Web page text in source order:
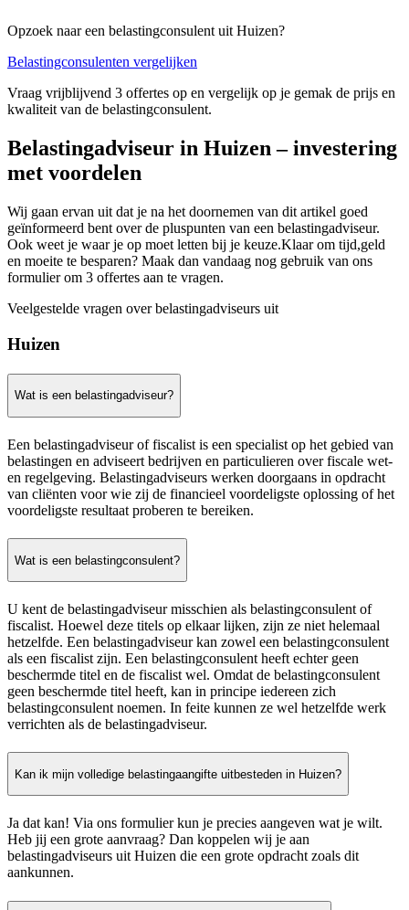
Opzoek naar een belastingconsulent uit Huizen?
Belastingconsulenten vergelijken
Vraag vrijblijvend 3 offertes op en vergelijk op je gemak de prijs en
kwaliteit van de belastingconsulent.
Belastingadviseur in Huizen – investering
met voordelen
Wij gaan ervan uit dat je na het doornemen van dit artikel goed
geïnformeerd bent over de pluspunten van een belastingadviseur.
Ook weet je waar je op moet letten bij je keuze.Klaar om tijd,geld
en moeite te besparen? Maak dan vandaag nog gebruik van ons
formulier om 3 offertes aan te vragen.
Veelgestelde vragen over belastingadviseurs uit
Huizen
Wat is een belastingadviseur?
Een belastingadviseur of fiscalist is een specialist op het gebied van
belastingen en adviseert bedrijven en particulieren over fiscale wet-
en regelgeving. Belastingadviseurs werken doorgaans in opdracht
van cliënten voor wie zij de financieel voordeligste oplossing of het
voordeligste resultaat proberen te bereiken.
Wat is een belastingconsulent?
U kent de belastingadviseur misschien als belastingconsulent of
fiscalist. Hoewel deze titels op elkaar lijken, zijn ze niet helemaal
hetzelfde. Een belastingadviseur kan zowel een belastingconsulent
als een fiscalist zijn. Een belastingconsulent heeft echter geen
beschermde titel en de fiscalist wel. Omdat de belastingconsulent
geen beschermde titel heeft, kan in principe iedereen zich
belastingconsulent noemen. In feite kunnen ze wel hetzelfde werk
verrichten als de belastingadviseur.
Kan ik mijn volledige belastingaangifte uitbesteden in Huizen?
Ja dat kan! Via ons formulier kun je precies aangeven wat je wilt.
Heb jij een grote aanvraag? Dan koppelen wij je aan
belastingadviseurs uit Huizen die een grote opdracht zoals dit
aankunnen.